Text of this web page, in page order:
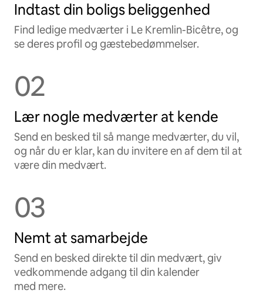
Indtast din boligs beliggenhed
Find ledige medværter i Le Kremlin-Bicêtre, og
se deres profil og gæstebedømmelser.
02
Lær nogle medværter at kende
Send en besked til så mange medværter, du vil,
og når du er klar, kan du invitere en af dem til at
være din medvært.
03
Nemt at samarbejde
Send en besked direkte til din medvært, giv
vedkommende adgang til din kalender
med mere.